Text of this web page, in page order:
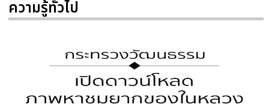
ความรู้ทั่วไป